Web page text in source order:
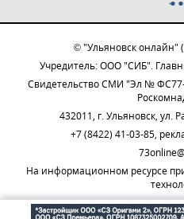
© "Ульяновск онлайн"
Учредитель: ООО "СИБ".
Свидетельство СМИ "Эл № ФС77-
432011, г. Ульяновск, ул.
+7 (8422) 41-03-85,
На информационном ресурсе